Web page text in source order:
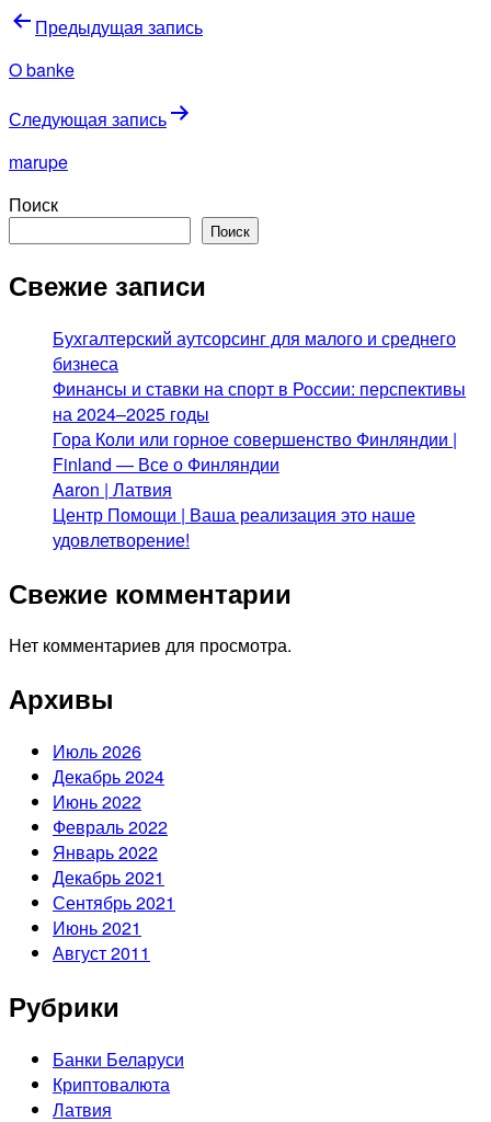
Навигация
по
Предыдущая запись
O banke
Следующая запись
marupe
Поиск
Поиск
Свежие записи
Бухгалтерский аутсорсинг для малого и среднего
бизнеса
Финансы и ставки на спорт в России: перспективы
на 2024–2025 годы
Гора Коли или горное совершенство Финляндии |
Finland — Все о Финляндии
Aaron | Латвия
Центр Помощи | Ваша реализация это наше
удовлетворение!
Свежие комментарии
Нет комментариев для просмотра.
Архивы
Июль 2026
Декабрь 2024
Июнь 2022
Февраль 2022
Январь 2022
Декабрь 2021
Сентябрь 2021
Июнь 2021
Август 2011
Рубрики
Банки Беларуси
Криптовалюта
Латвия